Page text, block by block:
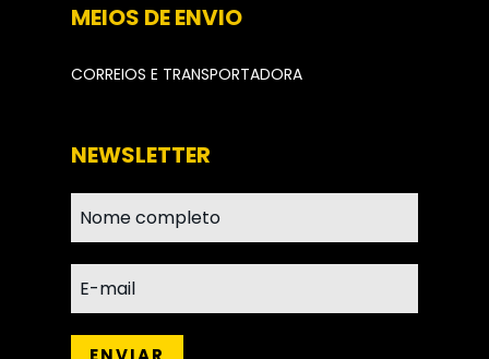
MEIOS DE ENVIO
CORREIOS E TRANSPORTADORA
NEWSLETTER